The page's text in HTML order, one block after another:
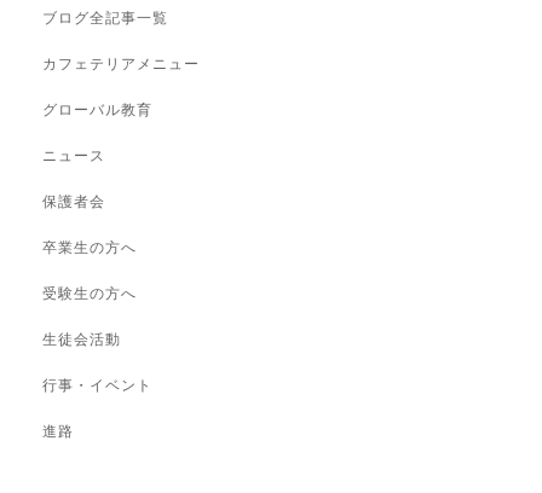
ブログ全記事一覧
カフェテリアメニュー
グローバル教育
ニュース
保護者会
卒業生の方へ
受験生の方へ
生徒会活動
行事・イベント
進路